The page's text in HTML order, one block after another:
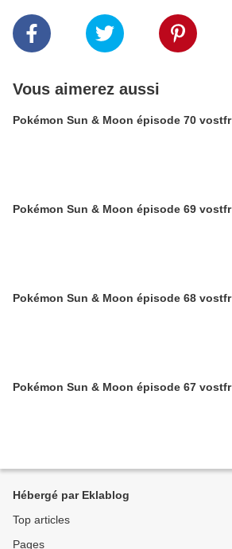
Vous aimerez aussi
Pokémon Sun & Moon épisode 70 vostfr
Pokémon Sun & Moon épisode 69 vostfr
Pokémon Sun & Moon épisode 68 vostfr
Pokémon Sun & Moon épisode 67 vostfr
Hébergé par Eklablog
Top articles
Pages